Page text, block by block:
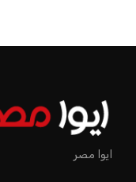
ايوا مصر